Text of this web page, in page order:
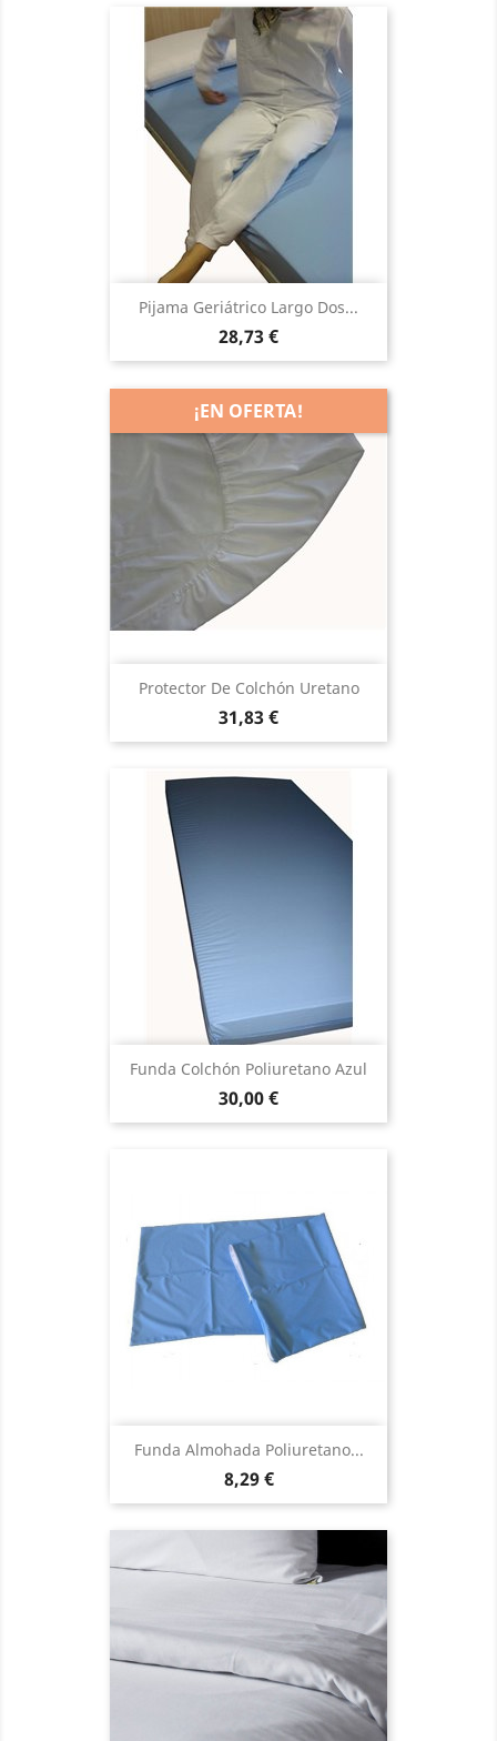
Pijama Geriátrico Largo Dos...
Precio
28,73 €
Protector De Colchón Uretano
Precio
31,83 €
¡EN OFERTA!
Funda Colchón Poliuretano Azul
Precio
30,00 €
Funda Almohada Poliuretano...
Precio
8,29 €